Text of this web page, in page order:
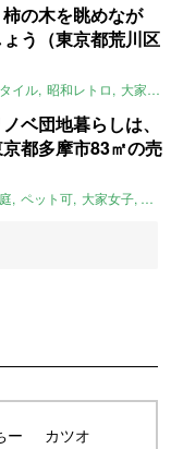
の木を眺めなが
う（東京都荒川区
タイル 昭和レトロ 大家女子
ベ団地暮らしは、
都多摩市83㎡の売
庭 ペット可 大家女子 団
ー
カツオ